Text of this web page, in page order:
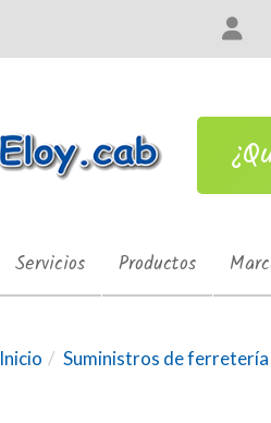
Servicios Productos
Inicio Suministros de ferretería